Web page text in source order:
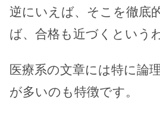
逆にいえば、そこを徹底
ば、合格も近づくという
医療系の文章には特に論
が多いのも特徴です。